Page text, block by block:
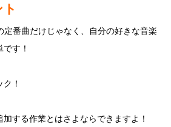
定番曲だけじゃなく、自分の好きな音楽
す！
！
する作業とはさよならできますよ！